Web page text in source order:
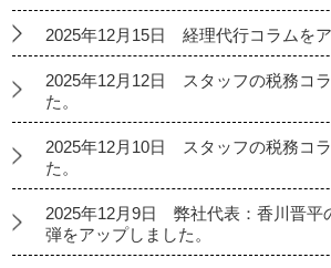
2025年12月15日 経理代行コラムをア
2025年12月12日 スタッフの税務コ
た。
2025年12月10日 スタッフの税務コ
た。
2025年12月9日 弊社代表：香川晋平
弾をアップしました。